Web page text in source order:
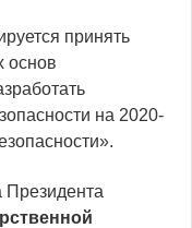
принять
основ
на 2020-
Президента